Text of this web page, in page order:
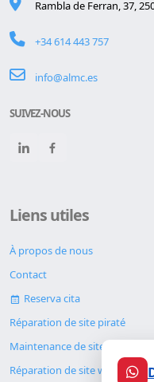
Rambla de Ferran, 37,
+34 614 443 757
info@almc.es
SUIVEZ-NOUS
Liens utiles
À propos de nous
Contact
Reserva cita
Réparation de site piraté
Maintenance de site web
Réparation de site web